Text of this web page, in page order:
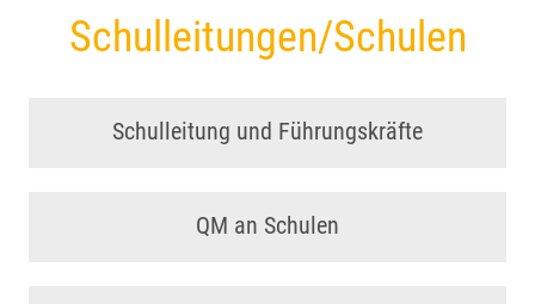
Schulleitungen/Schulen
Schulleitung und Führungskräfte
QM an Schulen